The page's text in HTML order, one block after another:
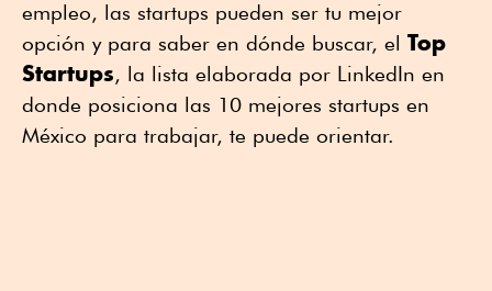
empleo, las startups pueden ser tu mejor
opción y para saber en dónde buscar, el Top
Startups, la lista elaborada por LinkedIn en
donde posiciona las 10 mejores startups en
México para trabajar, te puede orientar.